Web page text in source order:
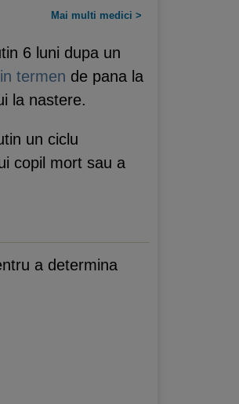
Mai multi medici >
6 luni dupa un
termen de pana la
la nastere.
un ciclu
copil mort sau a
a determina